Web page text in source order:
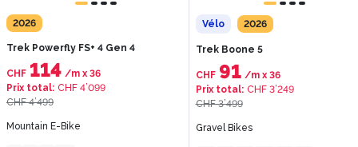
2026
Trek Powerfly FS+ 4 Gen 4
CHF 114 /m x 36
Prix total: CHF 4’099
CHF 4’499
Mountain E-Bike
Vélo 2026
Trek Boone 5
CHF 91 /mx 36
Prix total: CHF 3’249
CHF 3’499
Gravel Bikes